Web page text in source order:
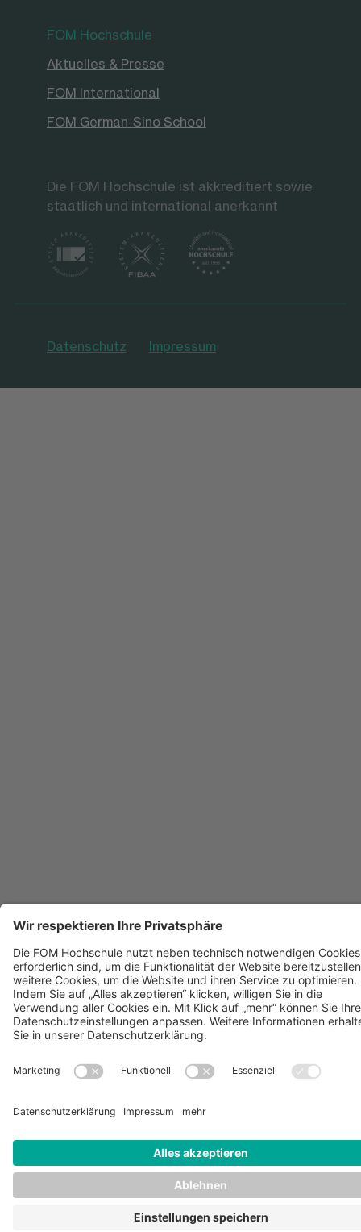
FOM Hochschule
Aktuelles & Presse
FOM International
FOM German-Sino School
Die FOM Hochschule ist akkreditiert sowie
staatlich und international anerkannt
Datenschutz Impressum